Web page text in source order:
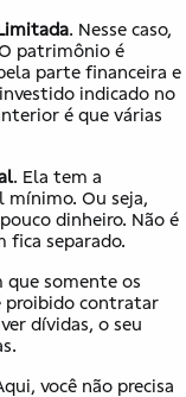
. Nesse caso,
patrimônio é
parte financeira e
indicado no
é que várias
. Ela tem a
mínimo. Ou seja,
dinheiro. Não é
fica separado.
que somente os
proibido contratar
dívidas, o seu
você não precisa